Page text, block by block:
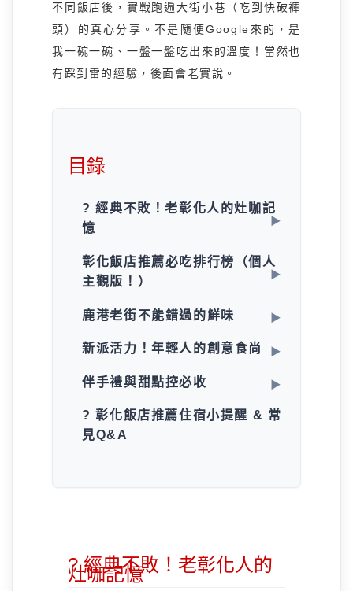
不同飯店後，實戰跑遍大街小巷（吃到快破褲
頭）的真心分享。不是隨便Google來的，是
我一碗一碗、一盤一盤吃出來的溫度！當然也
有踩到雷的經驗，後面會老實說。
目錄
? 經典不敗！老彰化人的灶咖記
憶
彰化飯店推薦必吃排行榜（個人
主觀版！）
鹿港老街不能錯過的鮮味
新派活力！年輕人的創意食尚
伴手禮與甜點控必收
? 彰化飯店推薦住宿小提醒 & 常
見Q&A
? 經典不敗！老彰化人的
灶咖記憶